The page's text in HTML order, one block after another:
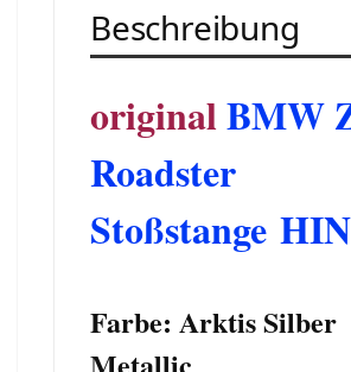
Beschreibung
originalBMW
Roadster
Stoßstange
Farbe: Arktis Silber